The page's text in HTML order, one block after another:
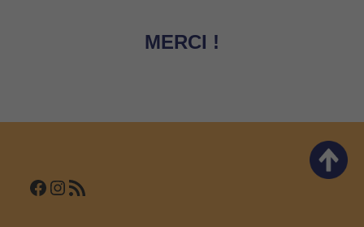
MERCI !
Facebook InstagramFlux RSS